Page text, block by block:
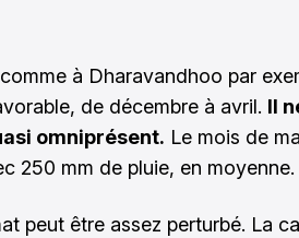
à Dharavandhoo par
de décembre à avril. Il
omniprésent. Le mois de
250 mm de pluie, en moyenne.
peut être assez perturbé. La